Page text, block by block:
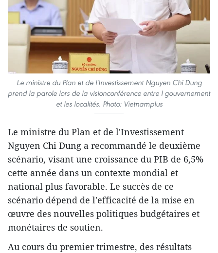
Le ministre du Plan et de l'Investissement Nguyen Chi Dung
prend la parole lors de la visionconférence entre l gouvernement
et les localités. Photo: Vietnamplus
Le ministre du Plan et de l'Investissement
Nguyen Chi Dung a recommandé le deuxième
scénario, visant une croissance du PIB de 6,5%
cette année dans un contexte mondial et
national plus favorable. Le succès de ce
scénario dépend de l'efficacité de la mise en
œuvre des nouvelles politiques budgétaires et
monétaires de soutien.
Au cours du premier trimestre, des résultats